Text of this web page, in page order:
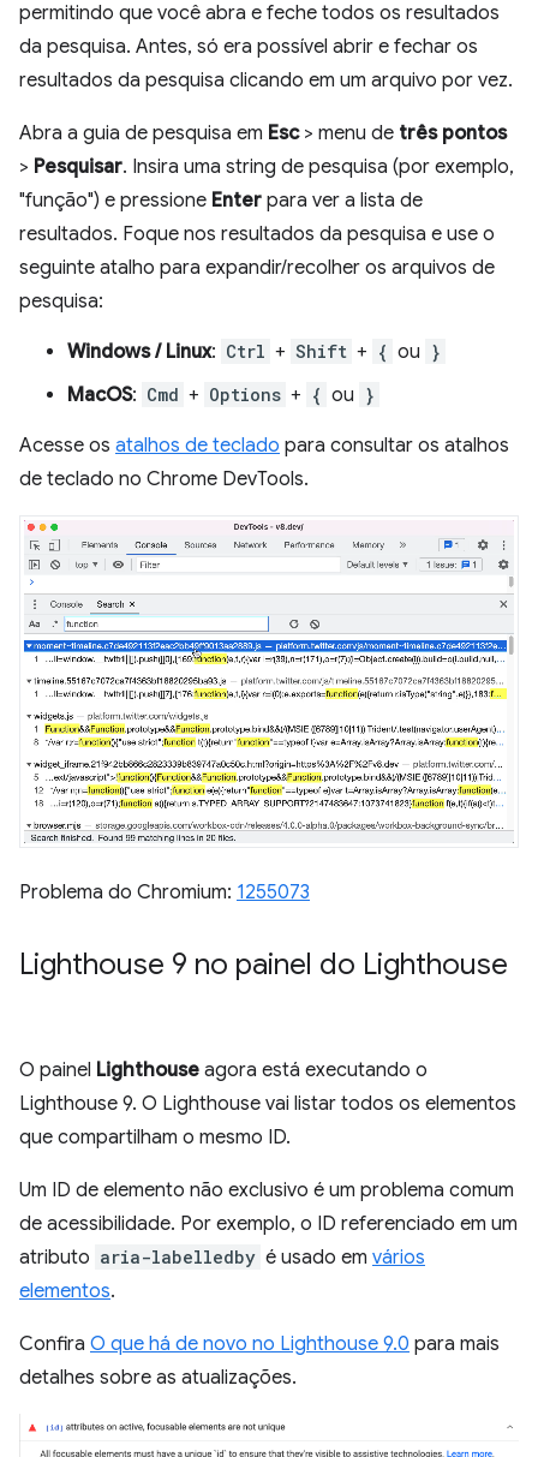
permitindo que você abra e feche todos os resultados
da pesquisa. Antes, só era possível abrir e fechar os
resultados da pesquisa clicando em um arquivo por vez.
Abra a guia de pesquisa em Esc> menu de três pontos
> Pesquisar. Insira uma string de pesquisa (por exemplo,
"função") e pressione Enter para ver a lista de
resultados. Foque nos resultados da pesquisa e use o
seguinte atalho para expandir/recolher os arquivos de
pesquisa:
Windows / Linux: Ctrl + Shift + { ou }
MacOS: Cmd + Options + { ou }
Acesse os atalhos de teclado para consultar os atalhos
de teclado no Chrome DevTools.
Problema do Chromium: 1255073
Lighthouse 9 no painel do Lighthouse
O painel Lighthouse agora está executando o
Lighthouse 9. O Lighthouse vai listar todos os elementos
que compartilham o mesmo ID.
Um ID de elemento não exclusivo é um problema comum
de acessibilidade. Por exemplo, o ID referenciado em um
atributo aria-labelledby é usado em vários
elementos.
Confira O que há de novo no Lighthouse 9.0 para mais
detalhes sobre as atualizações.